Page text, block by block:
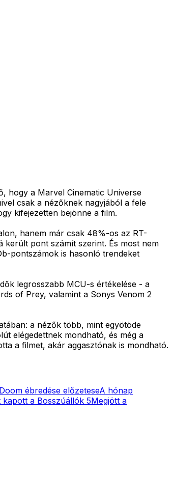
hogy a Marvel Cinematic Universe
csak a nézőknek nagyjából a fele
kifejezetten bejönne a film.
hanem már csak 48%-os az RT-
került pont számít szerint. És most nem
pontszámok is hasonló trendeket
legrosszabb MCU-s értékelése - a
of Prey, valamint a Sonys Venom 2
a nézők több, mint egyötöde
elégedettnek mondható, és még a
a filmet, akár aggasztónak is mondható.
ébredése előzeteseA hónap
kapott a Bosszúállók 5Megjött a